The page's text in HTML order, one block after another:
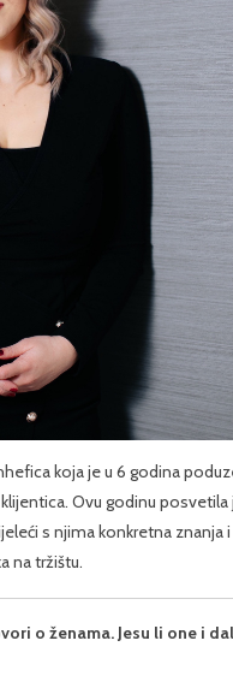
koja je u 6 godina
Ovu godinu posvetila
s njima konkretna znanja
na tržištu.
o ženama. Jesu li one i